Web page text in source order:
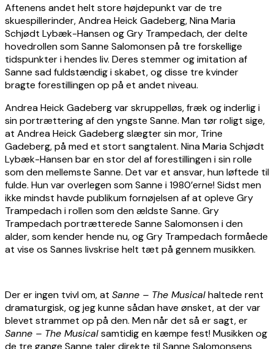
Aftenens andet helt store højdepunkt var de tre
skuespillerinder, Andrea Heick Gadeberg, Nina Maria
Schjødt Lybæk-Hansen og Gry Trampedach, der delte
hovedrollen som Sanne Salomonsen på tre forskellige
tidspunkter i hendes liv. Deres stemmer og imitation af
Sanne sad fuldstændig i skabet, og disse tre kvinder
bragte forestillingen op på et andet niveau.
Andrea Heick Gadeberg var skruppelløs, fræk og inderlig i
sin portrættering af den yngste Sanne. Man tør roligt sige,
at Andrea Heick Gadeberg slægter sin mor, Trine
Gadeberg, på med et stort sangtalent. Nina Maria Schjødt
Lybæk-Hansen bar en stor del af forestillingen i sin rolle
som den mellemste Sanne. Det var et ansvar, hun løftede til
fulde. Hun var overlegen som Sanne i 1980’erne! Sidst men
ikke mindst havde publikum fornøjelsen af at opleve Gry
Trampedach i rollen som den ældste Sanne. Gry
Trampedach portrætterede Sanne Salomonsen i den
alder, som kender hende nu, og Gry Trampedach formåede
at vise os Sannes livskrise helt tæt på gennem musikken.
Der er ingen tvivl om, at Sanne – The Musicalhaltede rent
dramaturgisk, og jeg kunne sådan have ønsket, at der var
blevet strammet op på den. Men når det så er sagt, er
Sanne – The Musicalsamtidig en kæmpe fest! Musikken og
de tre gange Sanne taler direkte til Sanne Salomonsens